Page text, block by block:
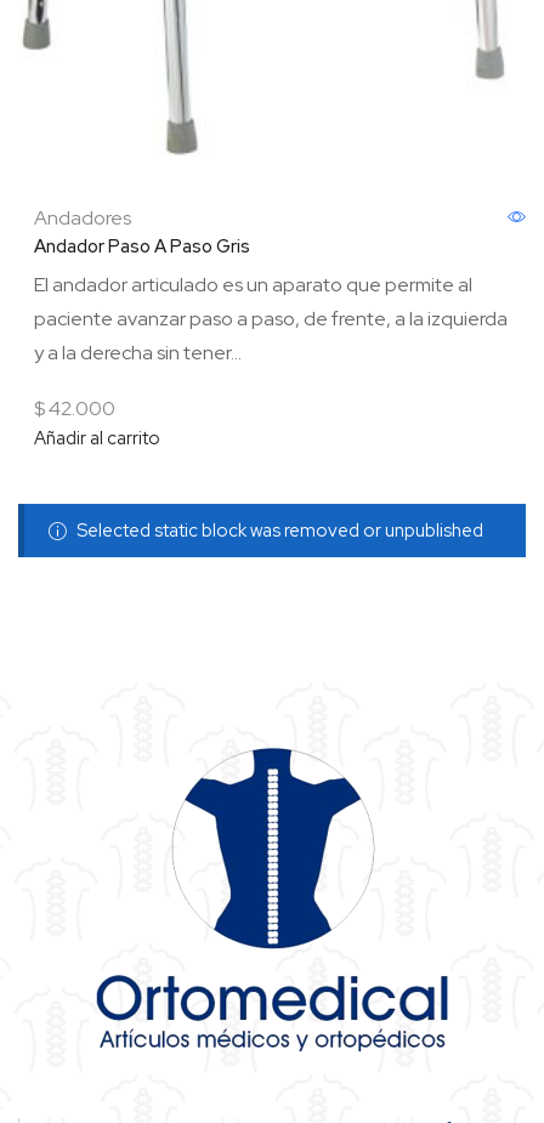
Andadores
Andador Paso A Paso Gris
El andador articulado es un aparato que permite al
paciente avanzar paso a paso, de frente, a la izquierda
y a la derecha sin tener...
$42.000
Añadir al carrito
Selected static block was removed or unpublished